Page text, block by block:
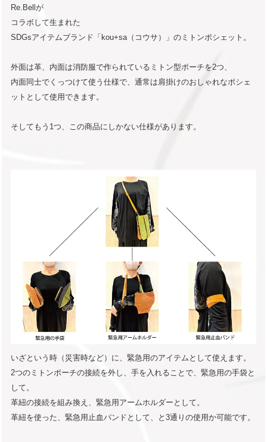
Re.Bellが
コラボして生まれた
SDGsアイテムブランド「kou+sa（コウサ）」のミトンポシェット。
外面は革、内面は消防服で作られているミトン型ポーチを2つ、
内面同士でくっつけて使う仕様で、通常は肩掛けのおしゃれなポシェ
ットとして使用できます。
そしてもう1つ、この商品にしかない仕様があります。
いざという時（災害時など）に、緊急用のアイテムとして使えます。
2つのミトンポーチの接続を外し、手を入れることで、緊急用の手袋と
して。
革紐の接続を組み換え、緊急用アームホルダーとして。
革紐を使った、緊急用止血バンドとして、と3通りの使用か可能です。